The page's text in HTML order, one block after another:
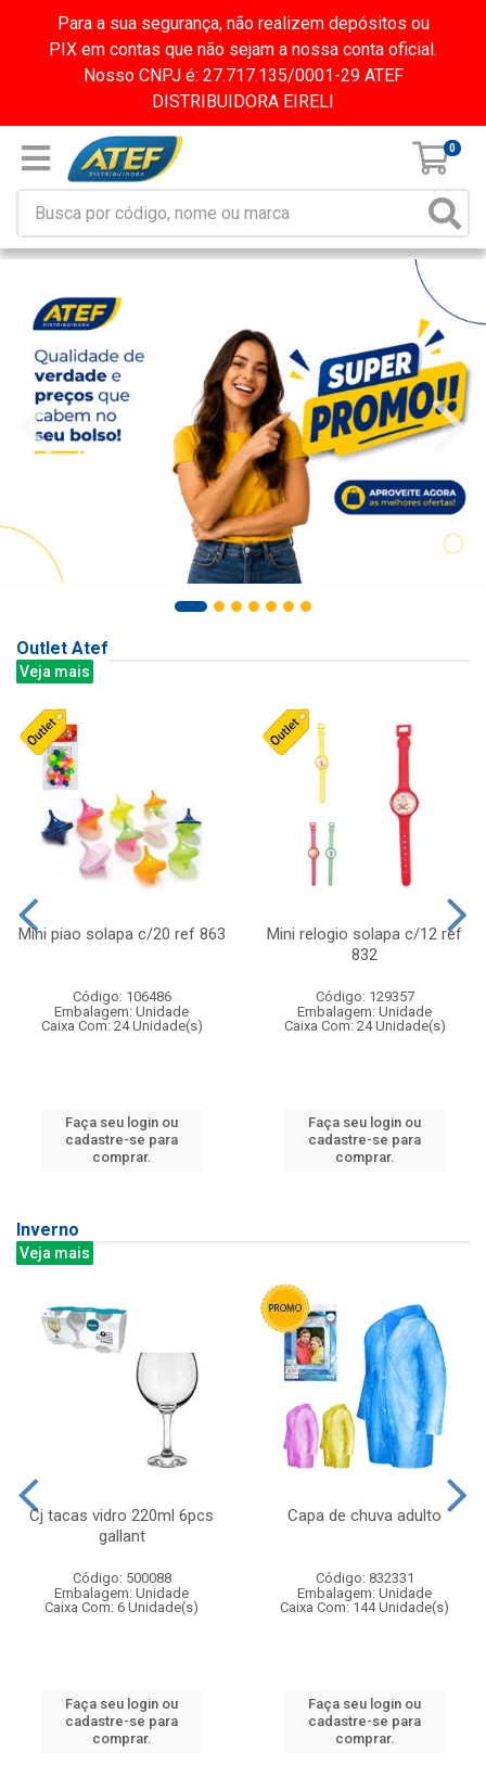
Para a sua segurança, não realizem depósitos ou
PIX em contas que não sejam a nossa conta oficial.
Nosso CNPJ é: 27.717.135/0001-29 ATEF
DISTRIBUIDORA EIRELI
0
Outlet Atef
Veja mais
Mini piao solapa c/20 ref 863
Código: 106486
Embalagem: Unidade
Caixa Com: 24 Unidade(s)
Faça seu login ou
cadastre-se para
comprar.
Mini relogio solapa c/12 ref
832
Código: 129357
Embalagem: Unidade
Caixa Com: 24 Unidade(s)
Faça seu login ou
cadastre-se para
comprar.
Inverno
Veja mais
Cj tacas vidro 220ml 6pcs
gallant
Código: 500088
Embalagem: Unidade
Caixa Com: 6 Unidade(s)
Faça seu login ou
cadastre-se para
comprar.
Capa de chuva adulto
Código: 832331
Embalagem: Unidade
Caixa Com: 144 Unidade(s)
Faça seu login ou
cadastre-se para
comprar.